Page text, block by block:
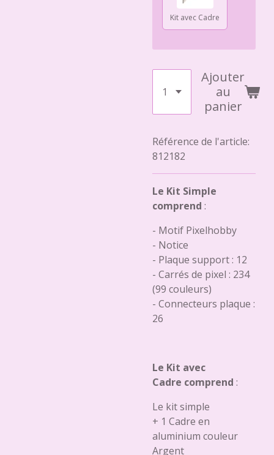
Kit avec Cadre
Ajouter
au
panier
Référence de l'article:
812182
Le Kit Simple
comprend :
- Motif Pixelhobby
- Notice
- Plaque support : 12
- Carrés de pixel : 234
(99 couleurs)
- Connecteurs plaque :
26
Le Kit avec
Cadre comprend :
Le kit simple
+ 1 Cadre en
aluminium couleur
Argent